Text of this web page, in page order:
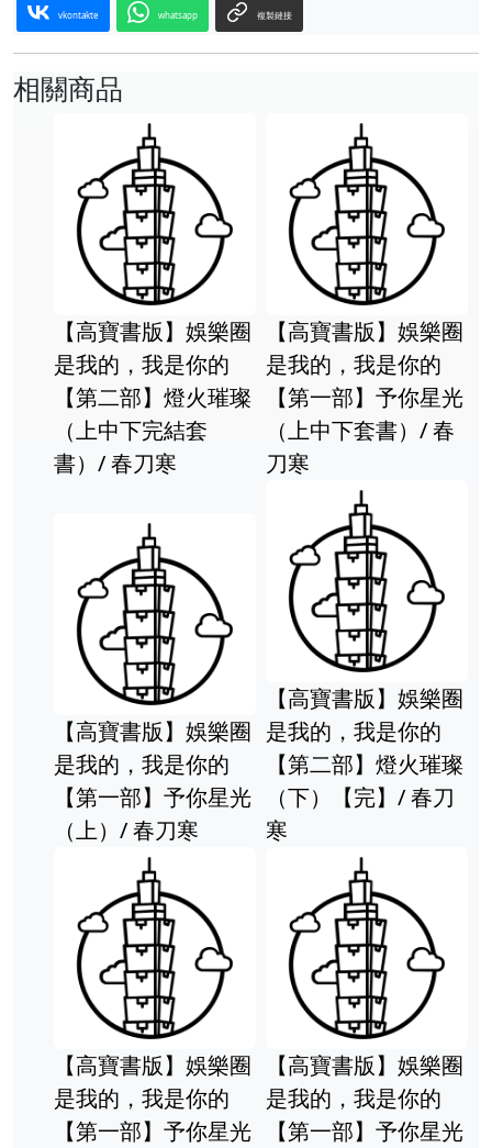
vkontakte whatsapp 複製鏈接
相關商品
【高寶書版】娛樂圈
是我的，我是你的
【第二部】燈火璀璨
（上中下完結套
書）/ 春刀寒
【高寶書版】娛樂圈
是我的，我是你的
【第一部】予你星光
（上中下套書）/ 春
刀寒
【高寶書版】娛樂圈
是我的，我是你的
【第一部】予你星光
（上）/ 春刀寒
【高寶書版】娛樂圈
是我的，我是你的
【第二部】燈火璀璨
（下）【完】/ 春刀
寒
【高寶書版】娛樂圈
是我的，我是你的
【第一部】予你星光
【高寶書版】娛樂圈
是我的，我是你的
【第一部】予你星光